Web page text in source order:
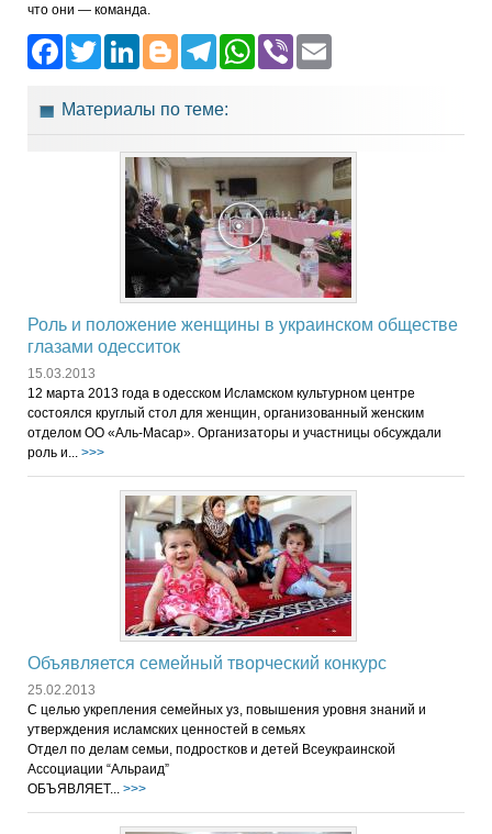
что они — команда.
Facebook
Twitter
LinkedIn
Blogger
Telegram
WhatsApp
Viber
Материалы по теме:
Роль и положение женщины в украинском обществе
глазами одесситок
15.03.2013
12 марта 2013 года в одесском Исламском культурном центре
состоялся круглый стол для женщин, организованный женским
отделом ОО «Аль-Масар». Организаторы и участницы обсуждали
роль и... >>>
Объявляется семейный творческий конкурс
25.02.2013
С целью укрепления семейных уз, повышения уровня знаний и
утверждения исламских ценностей в семьях
Отдел по делам семьи, подростков и детей Всеукраинской
Ассоциации “Альраид”
ОБЪЯВЛЯЕТ... >>>